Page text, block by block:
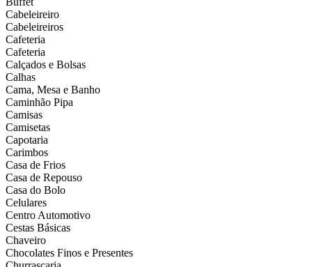
Cabeleireiro
Cabeleireiros
Cafeteria
Cafeteria
Calçados e Bolsas
Calhas
Cama, Mesa e Banho
Caminhão Pipa
Camisas
Camisetas
Capotaria
Carimbos
Casa de Frios
Casa de Repouso
Casa do Bolo
Celulares
Centro Automotivo
Cestas Básicas
Chaveiro
Chocolates Finos e Presentes